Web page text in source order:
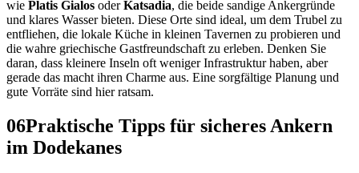
wie Platis Gialos oderKatsadia, die beide sandige Ankergründe
und klares Wasser bieten. Diese Orte sind ideal, um dem Trubel zu
entfliehen, die lokale Küche in kleinen Tavernen zu probieren und
die wahre griechische Gastfreundschaft zu erleben. Denken Sie
daran, dass kleinere Inseln oft weniger Infrastruktur haben, aber
gerade das macht ihren Charme aus. Eine sorgfältige Planung und
gute Vorräte sind hier ratsam.
06Praktische Tipps für sicheres Ankern
im Dodekanes